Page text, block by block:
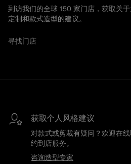
到访我们的全球 150 家门店，获取关于
定制和款式造型的建议。
寻找门店
获取个人风格建议
对款式或剪裁有疑问？欢迎在
约到店服务。
咨询造型专家